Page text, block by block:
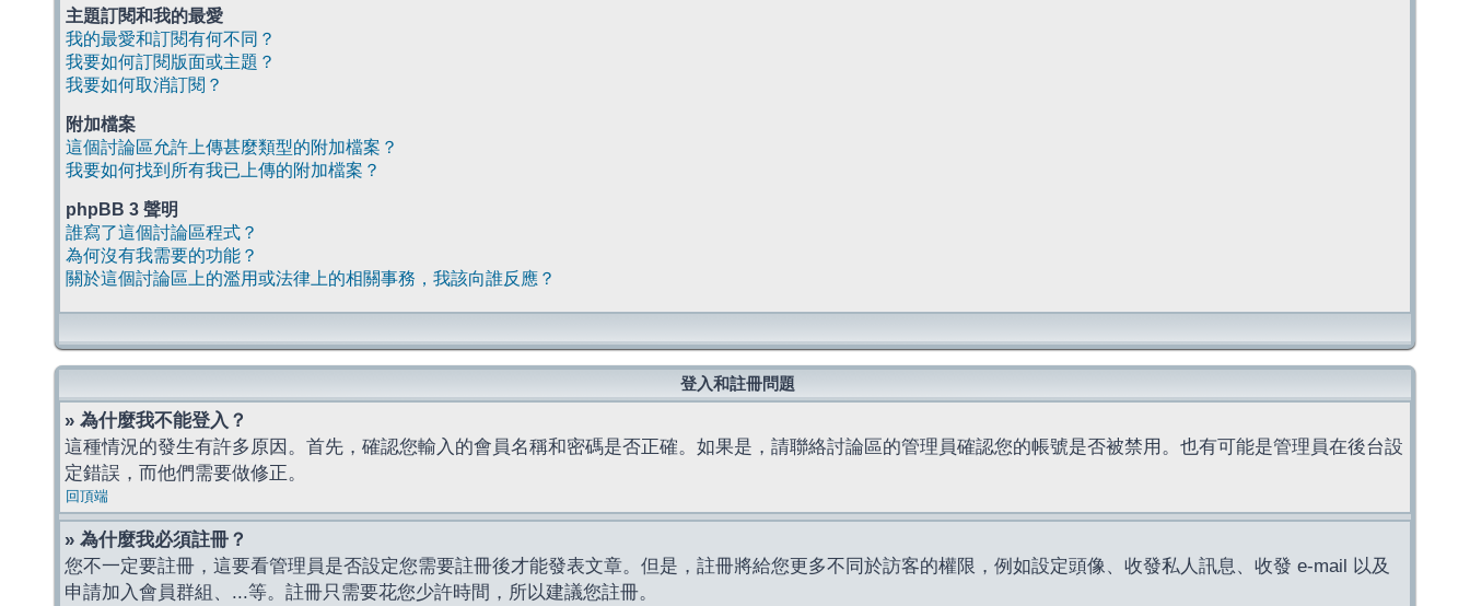
主題訂閱和我的最愛
我的最愛和訂閱有何不同？
我要如何訂閱版面或主題？
我要如何取消訂閱？
附加檔案
這個討論區允許上傳甚麼類型的附加檔案？
我要如何找到所有我已上傳的附加檔案？
phpBB 3 聲明
誰寫了這個討論區程式？
為何沒有我需要的功能？
關於這個討論區上的濫用或法律上的相關事務，我該向誰反應？
登入和註冊問題
» 為什麼我不能登入？
這種情況的發生有許多原因。首先，確認您輸入的會員名稱和密碼是否正確。如果是，請聯絡討論區的管理員確認您的帳號是否被禁用。也有可能是管理員在後台設
定錯誤，而他們需要做修正。
回頂端
» 為什麼我必須註冊？
您不一定要註冊，這要看管理員是否設定您需要註冊後才能發表文章。但是，註冊將給您更多不同於訪客的權限，例如設定頭像、收發私人訊息、收發 e-mail 以及
申請加入會員群組、...等。註冊只需要花您少許時間，所以建議您註冊。